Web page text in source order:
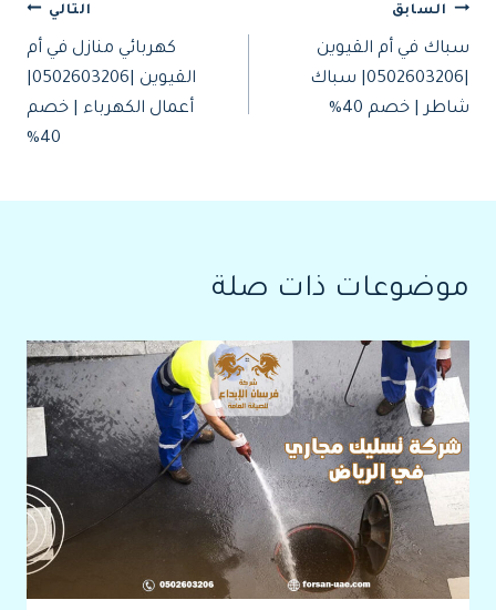
تصفّح
المقالات
السابق
سباك في أم القيوين
|0502603206| سباك
شاطر | خصم 40%
التالي
كهربائي منازل في أم
أعمال الكهرباء | خصم
40%
موضوعات ذات صلة